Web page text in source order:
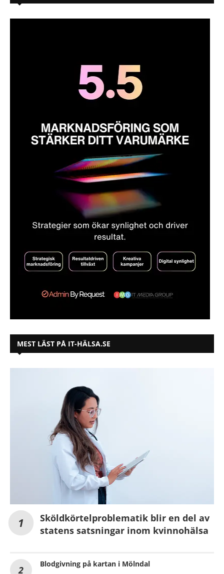
MEST LÄST PÅ IT-HÄLSA.SE
Sköldkörtelproblematik blir en del av
statens satsningar inom kvinnohälsa
Blodgivning på kartan i Mölndal